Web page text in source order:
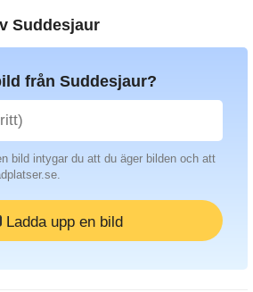
Suddesjaur
från Suddesjaur?
bild intygar du att du äger bilden och att
Ladda upp en bild